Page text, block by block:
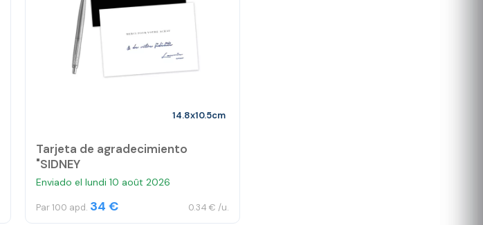
14.8x10.5cm
Tarjeta de agradecimiento
"SIDNEY
Enviado el lundi 10 août 2026
Par 100 apd. 34 € 0.34 € /u.